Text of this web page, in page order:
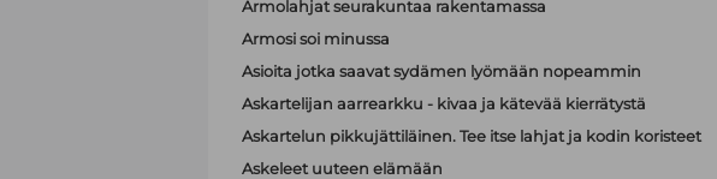
Armolahjat seurakuntaa rakentamassa
Armosi soi minussa
Asioita jotka saavat sydämen lyömään nopeammin
Askartelijan aarrearkku - kivaa ja kätevää kierrätystä
Askartelun pikkujättiläinen. Tee itse lahjat ja kodin koristeet
Askeleet uuteen elämään